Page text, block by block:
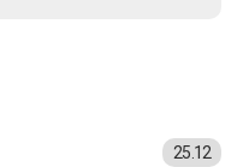
25.12